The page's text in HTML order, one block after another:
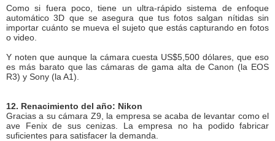
Como si fuera poco, tiene un ultra-rápido sistema de enfoque
automático 3D que se asegura que tus fotos salgan nítidas sin
importar cuánto se mueva el sujeto que estás capturando en fotos
o video.
Y noten que aunque la cámara cuesta US$5,500 dólares, que eso
es más barato que las cámaras de gama alta de Canon (la EOS
R3) y Sony (la A1).
12. Renacimiento del año: Nikon
Gracias a su cámara Z9, la empresa se acaba de levantar como el
ave Fenix de sus cenizas. La empresa no ha podido fabricar
suficientes para satisfacer la demanda.